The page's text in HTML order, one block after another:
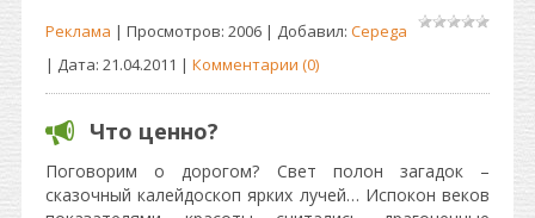
Реклама | Просмотров: 2006 | Добавил: Cepega
| Дата: 21.04.2011 | Комментарии (0)
Что ценно?
Поговорим о дорогом? Свет полон загадок –
сказочный калейдоскоп ярких лучей… Испокон веков